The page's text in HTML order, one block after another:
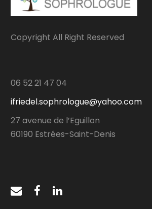
Copyright All Right Reserved
06 52 21 47 04
ifriedel.sophrologue@yahoo.com
27 avenue de l’Eguillon
60190 Estrées-Saint-Denis